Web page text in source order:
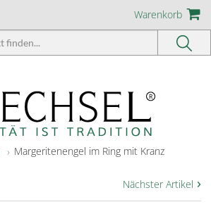
Warenkorb
Margeritenengel im Ring mit Kranz
Nächster Artikel ›